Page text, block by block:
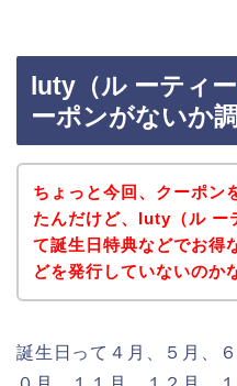
luty（ル ーティ
ーポンがないか
ちょっと今回、クーポン
たんだけど、luty（ル ー
て誕生日特典などでお得
どを発行していないのか
誕生日って４月、５月、